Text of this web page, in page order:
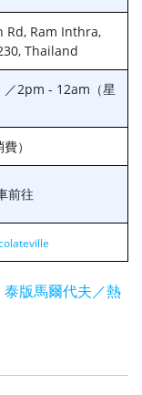
Rd, Ram Inthra,
Thailand
2pm - 12am（星
）
前往
版馬爾代夫／熱